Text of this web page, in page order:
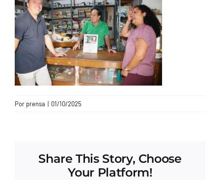
Por prensa | 01/10/2025
Share This Story, Choose
Your Platform!